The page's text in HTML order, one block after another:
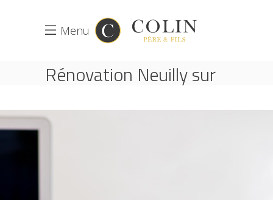
Menu
Rénovation Neuilly sur